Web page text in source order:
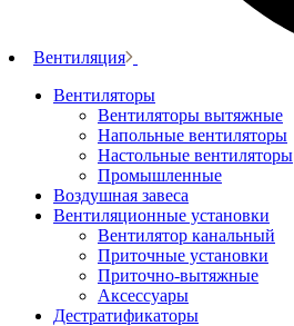
Вентиляция
Вентиляторы
Вентиляторы вытяжные
Напольные вентиляторы
Настольные вентиляторы
Промышленные
Воздушная завеса
Вентиляционные установки
Вентилятор канальный
Приточные установки
Приточно-вытяжные
Аксессуары
Дестратификаторы